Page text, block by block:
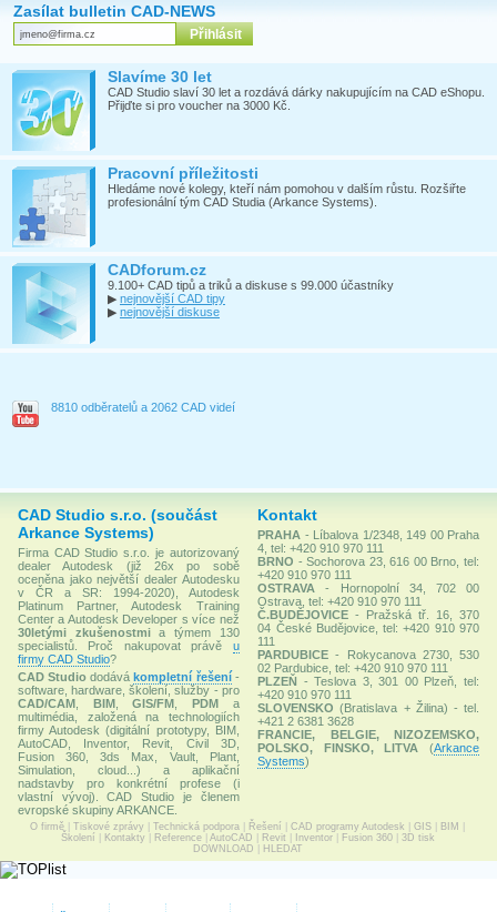
Zasílat bulletin CAD-NEWS
Slavíme 30 let
CAD Studio slaví 30 let a rozdává dárky nakupujícím na CAD eShopu.
Přijďte si pro voucher na 3000 Kč.
Pracovní příležitosti
Hledáme nové kolegy, kteří nám pomohou v dalším růstu. Rozšiřte
profesionální tým CAD Studia (Arkance Systems).
CADforum.cz
9.100+ CAD tipů a triků a diskuse s 99.000 účastníky
▶ nejnovější CAD tipy
▶ nejnovější diskuse
8810 odběratelů a 2062 CAD videí
CAD Studio s.r.o. (součást
Arkance Systems)
Firma CAD Studio s.r.o. je autorizovaný
dealer Autodesk (již 26x po sobě
oceněna jako největší dealer Autodesku
v ČR a SR: 1994-2020), Autodesk
Platinum Partner, Autodesk Training
Center a Autodesk Developer s více než
30letými zkušenostmia týmem 130
specialistů. Proč nakupovat právě u
firmy CAD Studio?
CAD Studio dodávákompletní řešení-
software, hardware, školení, služby - pro
CAD/CAM
BIM,GIS/FM ,PDM a
multimédia, založená na technologiích
firmy Autodesk (digitální prototypy, BIM,
AutoCAD, Inventor, Revit, Civil 3D,
Fusion 360, 3ds Max, Vault, Plant,
Simulation, cloud...) a aplikační
nadstavby pro konkrétní profese (i
vlastní vývoj). CAD Studio je členem
evropské skupiny ARKANCE.
Kontakt
PRAHA - Líbalova 1/2348, 149 00 Praha
4, tel: +420 910 970 111
BRNO - Sochorova 23, 616 00 Brno, tel:
+420 910 970 111
OSTRAVA
- Hornopolní 34, 702 00
Ostrava, tel: +420 910 970 111
Č.BUDĚJOVICE - Pražská tř. 16, 370
04 České Budějovice, tel: +420 910 970
111
PARDUBICE - Rokycanova 2730, 530
02 Pardubice, tel: +420 910 970 111
PLZEŇ - Teslova 3, 301 00 Plzeň, tel:
+420 910 970 111
SLOVENSKO (Bratislava + Žilina) - tel.
+421 2 6381 3628
FRANCIE, BELGIE, NIZOZEMSKO,
POLSKO, FINSKO, LITVA
(Arkance
Systems)
O firmě Tiskové zprávy Technická podpora Řešení CAD programy Autodesk GIS BIM
Školení
Kontakty Reference| AutoCAD Revit Inventor| Fusion 360| 3D tisk
DOWNLOAD
HLEDAT